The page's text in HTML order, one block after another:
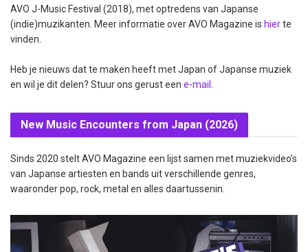
AVO J-Music Festival (2018), met optredens van Japanse
(indie)muzikanten. Meer informatie over AVO Magazine is hierte
vinden.
Heb je nieuws dat te maken heeft met Japan of Japanse muziek
en wil je dit delen? Stuur ons gerust een e-mail
New Music Encounters from Japan (2026)
Sinds 2020 stelt AVO Magazine een lijst samen met muziekvideo’s
van Japanse artiesten en bands uit verschillende genres,
waaronder pop, rock, metal en alles daartussenin.